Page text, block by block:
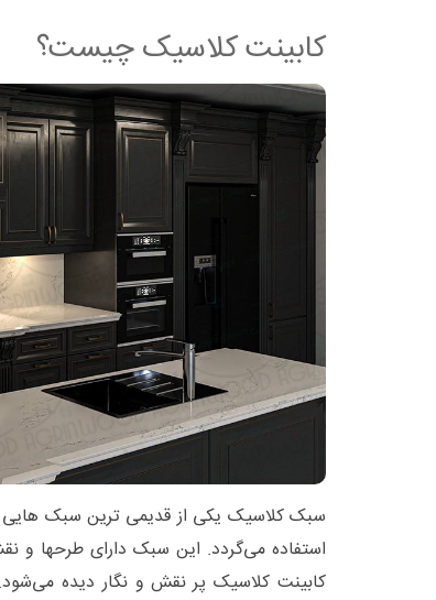
کابینت کلاسیک چیست؟
سبک کلاسیک یکی از قدیمی ترین سبک هایی
استفاده می‌گردد. این سبک دارای طرحها و
کابینت کلاسیک پر نقش و نگار دیده